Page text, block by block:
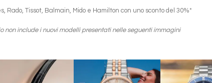
Rado, Tissot, Balmain, Mido e Hamilton con uno sconto del 30%*
non include i nuovi modelli presentati nelle seguenti immagini